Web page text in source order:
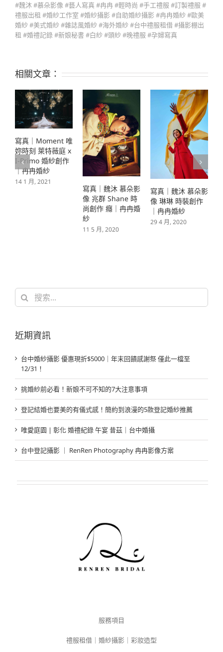
#魏沐 #慕朵影像 #藝人寫真 #冉冉 #輕時尚 #手工禮服 #訂製禮服 #
禮服出租 #婚紗工作室 #婚紗攝影 #自助婚紗攝影 #冉冉婚紗 #歐美
婚紗 #美式婚紗 #雜誌風婚紗 #海外婚紗 #台中禮服租借 #攝影棚出
租 #婚禮記錄 #新娘秘書 #白紗 #頭紗 #晚禮服 #孕婦寫真
相關文章：
寫真｜Moment 唯
妳時刻 萊特薇庭 x
I-Primo 婚紗創作
｜冉冉婚紗
14 1 月, 2021
寫真｜魏沐 慕朵影
像 兆群 Shane 時
尚創作 癮｜冉冉婚
紗
11 5 月, 2020
寫真｜魏沐 慕朵影
像 琳琳 時裝創作
｜冉冉婚紗
29 4 月, 2020
搜
近期資訊
台中婚紗攝影 優惠現折$5000｜年末回饋感謝祭 僅此一檔至
12/31！
挑婚紗前必看！新娘不可不知的7大注意事項
登記結婚也要美的有儀式感！簡約到浪漫的5款登記婚紗推薦
唯愛庭園 | 彰化 婚禮紀錄 午宴 昔茲｜台中婚攝
台中登記攝影 ｜ RenRen Photography 冉冉影像方案
服務項目
禮服租借｜婚紗攝影｜彩妝造型